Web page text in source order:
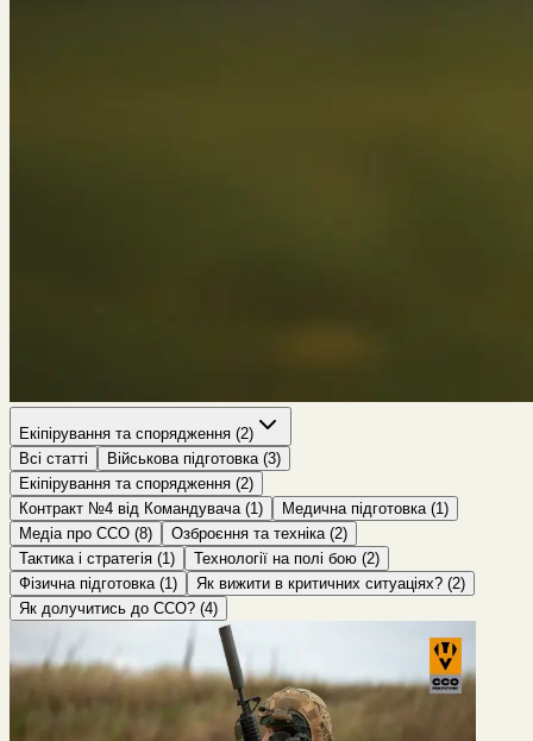
Екіпірування та спорядження (2)
Всі статті
Військова підготовка (3)
Екіпірування та спорядження (2)
Контракт №4 від Командувача (1 ) Медична підготовка (1 )
Медіа про ССО (8) Озброєння та техніка (2)
Тактика і стратегія (1 ) Технології на полі бою (2)
Фізична підготовка (1 ) Як вижити в критичних ситуаціях? (2)
Як долучитись до ССО? (4)